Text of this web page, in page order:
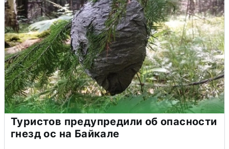
Туристов предупредили об опасности
гнезд ос на Байкале